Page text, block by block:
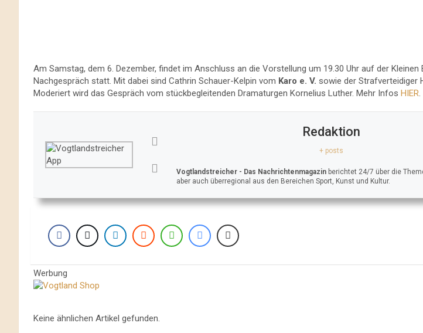
Am Samstag, dem 6. Dezember, findet im Anschluss an die Vorstellung um 19.30 Uhr auf der Kleinen
Nachgespräch statt. Mit dabei sind Cathrin Schauer-Kelpin vom Karo e. V. sowie der Strafverteidiger
Moderiert wird das Gespräch vom stückbegleitenden Dramaturgen Kornelius Luther. Mehr Infos HIER
Redaktion
+ posts
Vogtlandstreicher - Das Nachrichtenmagazin berichtet 24/7 über die
aber auch überregional aus den Bereichen Sport, Kunst und Kultur.
Werbung
Keine ähnlichen Artikel gefunden.